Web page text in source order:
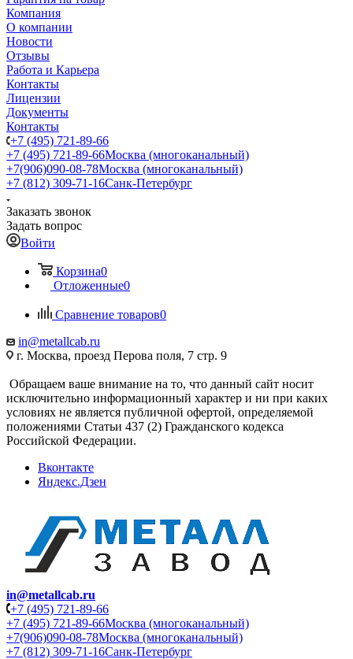
Компания
О компании
Новости
Отзывы
Работа и Карьера
Контакты
Лицензии
Документы
Контакты
+7 (495) 721-89-66
+7 (495) 721-89-66Москва (многоканальный)
+7(906)090-08-78Москва (многоканальный)
+7 (812) 309-71-16Санк-Петербург
Заказать звонок
Задать вопрос
Войти
Корзина0
Отложенные0
Сравнение товаров0
in@metallcab.ru
г. Москва, проезд Перова поля, 7 стр. 9
Обращаем ваше внимание на то, что данный сайт носит
исключительно информационный характер и ни при каких
условиях не является публичной офертой, определяемой
положениями Статьи 437 (2) Гражданского кодекса
Российской Федерации.
Вконтакте
Яндекс.Дзен
in@metallcab.ru
+7 (495) 721-89-66
+7 (495) 721-89-66Москва (многоканальный)
+7(906)090-08-78Москва (многоканальный)
+7 (812) 309-71-16Санк-Петербург